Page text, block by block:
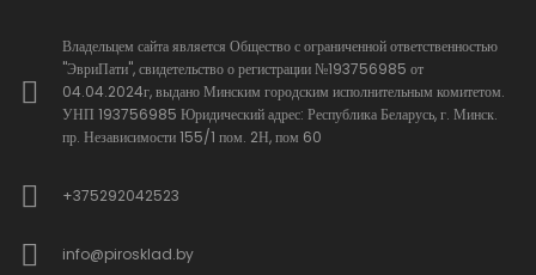
Владельцем сайта является Общество с ограниченной ответственностью
"ЭвриПати", свидетельство о регистрации №193756985 от
04.04.2024г, выдано Минским городским исполнительным комитетом.
УНП 193756985 Юридический адрес: Республика Беларусь, г. Минск.
пр. Независимости 155/1 пом. 2Н, пом 60
+375292042523
info@pirosklad.by